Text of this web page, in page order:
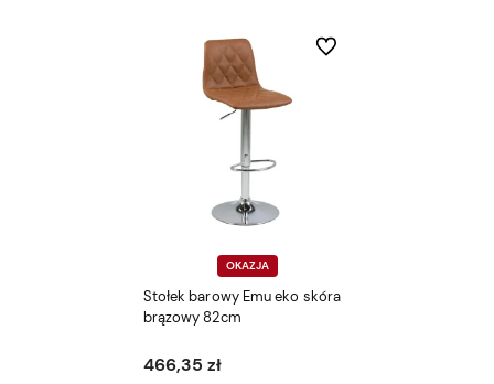
OKAZJA
Stołek barowy Emu eko skóra
brązowy 82cm
466,35 zł
Do ulubionych